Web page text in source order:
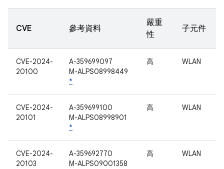
CVE 參考資料
嚴重
性
子元件
CVE-2024-
20100
A-359699097
M-ALPS08998449
*
高 WLAN
CVE-2024-
20101
A-359699100
M-ALPS08998901
*
高 WLAN
CVE-2024-
20103
A-359692770
M-ALPS09001358
高 WLAN